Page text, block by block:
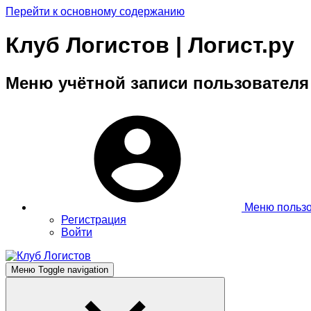
Перейти к основному содержанию
Клуб Логистов | Логист.ру
Меню учётной записи пользователя
Меню
Регистрация
Войти
Меню Toggle navigation